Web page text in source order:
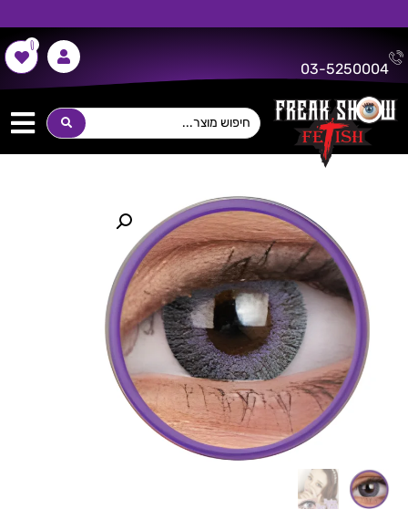
משלוח חינם על כל רכישה מעל 300 ש"ח!
03-5250004
0